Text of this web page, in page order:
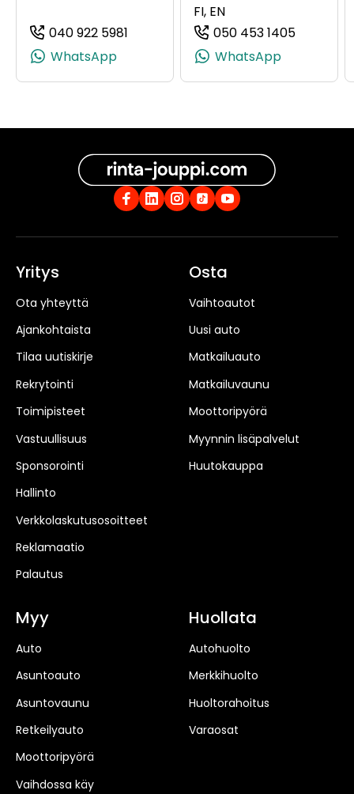
040 922 5981
(+358409225981, 0409225981, +358
WhatsApp
FI, EN
050 453 1405
WhatsApp
Yritys
Ota yhteyttä
Ajankohtaista
Tilaa uutiskirje
Rekrytointi
Toimipisteet
Vastuullisuus
Sponsorointi
Hallinto
Verkkolaskutusosoitteet
Reklamaatio
Palautus
Osta
Vaihtoautot
Uusi auto
Matkailuauto
Matkailuvaunu
Moottoripyörä
Myynnin lisäpalvelut
Huutokauppa
Myy
Auto
Asuntoauto
Asuntovaunu
Retkeilyauto
Moottoripyörä
Vaihdossa käy
Huollata
Autohuolto
Merkkihuolto
Huoltorahoitus
Varaosat